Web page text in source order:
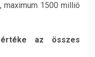
maximum 1500 millió
az összes